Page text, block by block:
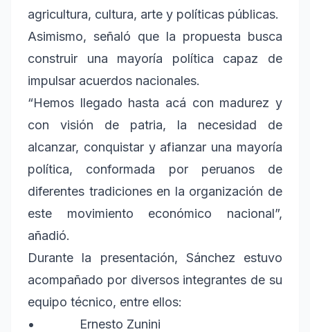
agricultura, cultura, arte y políticas públicas.
Asimismo, señaló que la propuesta busca
construir una mayoría política capaz de
impulsar acuerdos nacionales.
“Hemos llegado hasta acá con madurez y
con visión de patria, la necesidad de
alcanzar, conquistar y afianzar una mayoría
política, conformada por peruanos de
diferentes tradiciones en la organización de
este movimiento económico nacional”,
añadió.
Durante la presentación, Sánchez estuvo
acompañado por diversos integrantes de su
equipo técnico, entre ellos:
• Ernesto Zunini